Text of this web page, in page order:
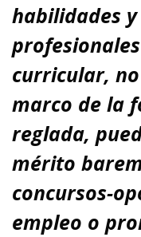
habilidades
curricular,
marco de la
reglada,
mérito
concursos-
empleo o